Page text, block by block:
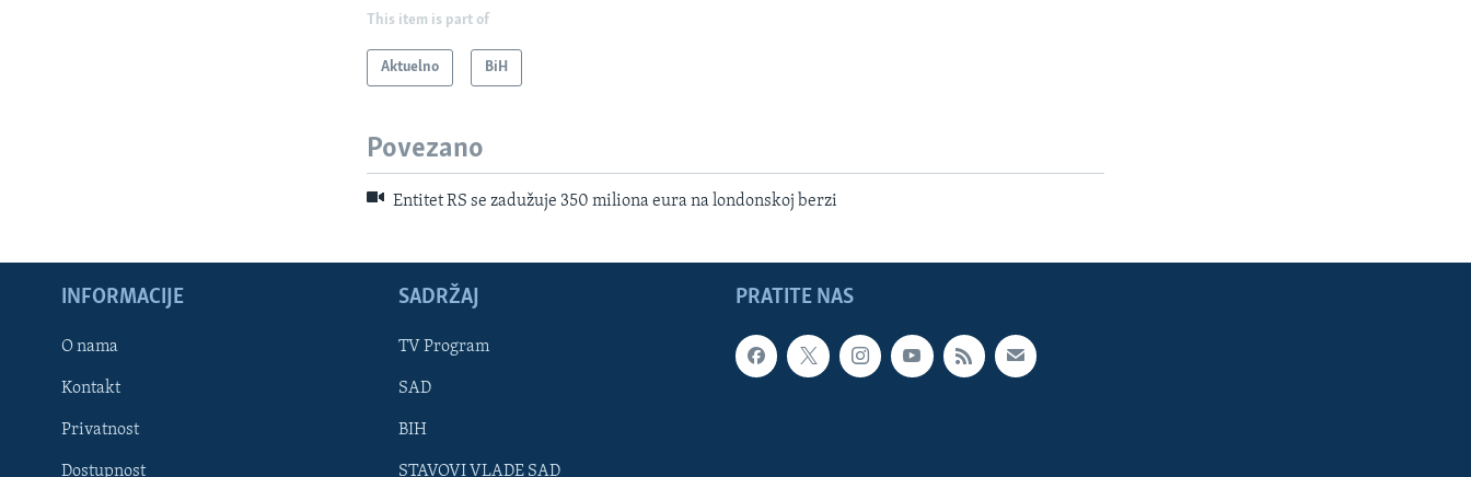
Learning English
This item is part of
Aktuelno BiH
Povezano
Entitet RS se zadužuje 350 miliona eura na londonskoj berzi
PRATITE NAS
INFORMACIJE
O nama
Kontakt
Privatnost
Dostupnost
SADRŽAJ
TV Program
SAD
BIH
STAVOVI VLADE SAD